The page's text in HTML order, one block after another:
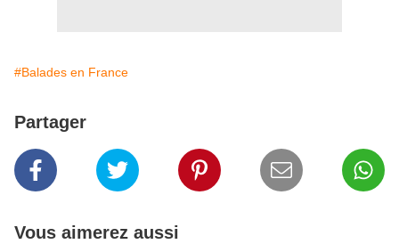
#Balades en France
Partager
Vous aimerez aussi